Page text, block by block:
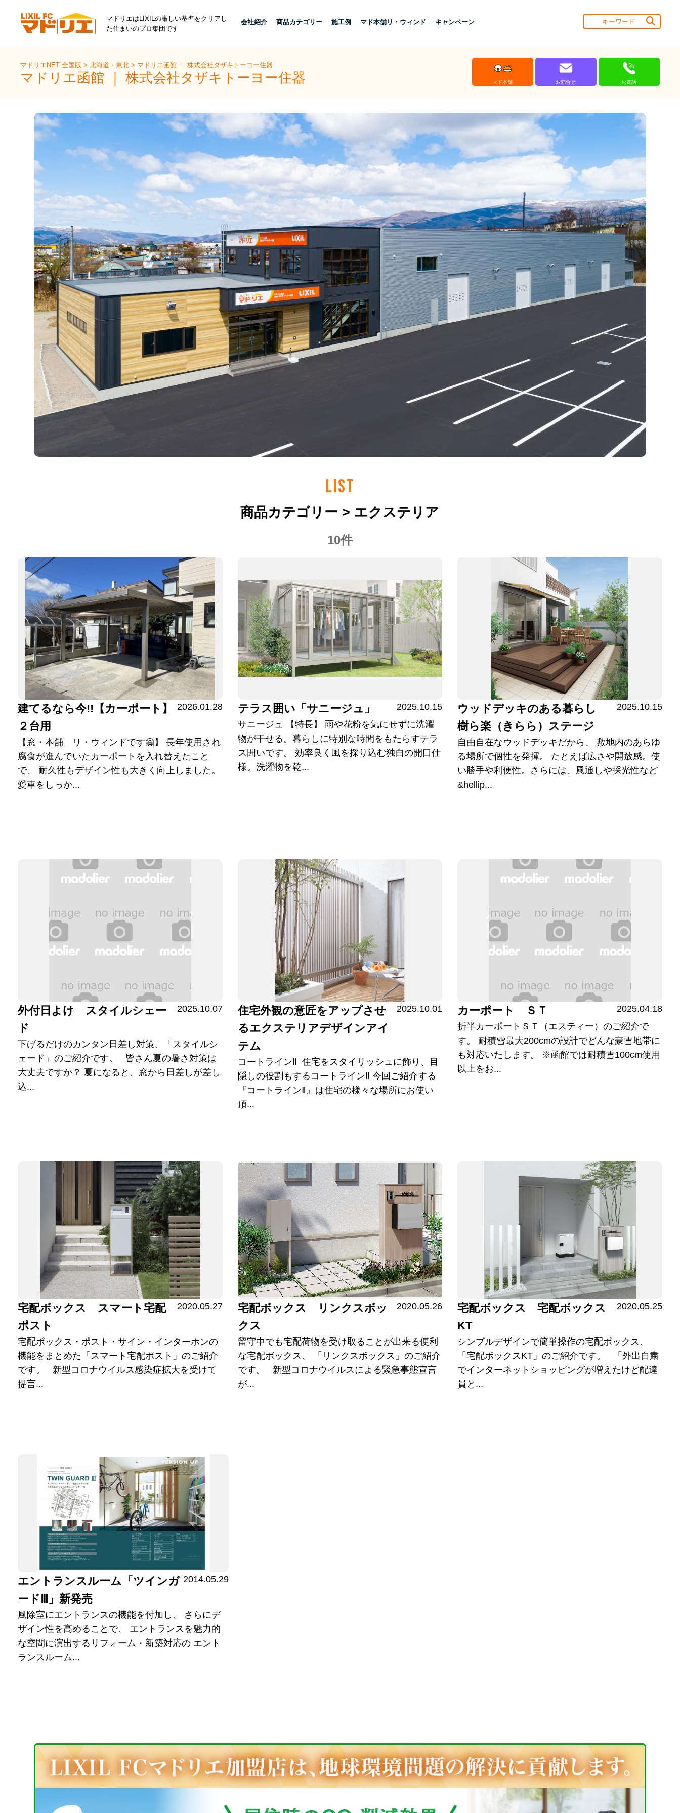
マドリエはLIXILの厳しい基準をクリアし
た住まいのプロ集団です
会社紹介 商品カテゴリー 施工例 マド本舗リ・ウィンド キャンペーン
マドリエNET 全国版>北海道・東北> マドリエ函館 ｜ 株式会社タザキトーヨー住器
マドリエ函館 ｜ 株式会社タザキトーヨー住器 マド本舗 お問合せ お電話
LIST
商品カテゴリー > エクステリア
10件
建てるなら今!!【カーポート】
２台用
2026.01.28
【窓・本舗 リ・ウィンドです🤗】 長年使用され
腐食が進んでいたカーポートを入れ替えたこと
で、 耐久性もデザイン性も大きく向上しました。
愛車をしっか...
テラス囲い「サニージュ」
2025.10.15
サニージュ 【特長】 雨や花粉を気にせずに洗濯
物が干せる。暮らしに特別な時間をもたらすテラ
ス囲いです。 効率良く風を採り込む独自の開口仕
様。洗濯物を乾...
ウッドデッキのある暮らし
樹ら楽（きらら）ステージ
2025.10.15
自由自在なウッドデッキだから、 敷地内のあらゆ
る場所で個性を発揮。 たとえば広さや開放感。使
い勝手や利便性。さらには、風通しや採光性など
&hellip...
外付日よけ スタイルシェー
ド
2025.10.07
下げるだけのカンタン日差し対策、「スタイルシ
ェード」のご紹介です。 皆さん夏の暑さ対策は
大丈夫ですか？ 夏になると、窓から日差しが差し
込...
住宅外観の意匠をアップさせ
るエクステリアデザインアイ
テム
2025.10.01
コートラインⅡ 住宅をスタイリッシュに飾り、目
隠しの役割もするコートラインⅡ 今回ご紹介する
『コートラインⅡ』は住宅の様々な場所にお使い
頂...
カーポート ＳＴ
2025.04.18
折半カーポートＳＴ（エスティー）のご紹介で
す。 耐積雪最大200cmの設計でどんな豪雪地帯に
も対応いたします。 ※函館では耐積雪100cm使用
以上をお...
宅配ボックス スマート宅配
ポスト
2020.05.27
宅配ボックス・ポスト・サイン・インターホンの
機能をまとめた「スマート宅配ポスト」のご紹介
です。 新型コロナウイルス感染症拡大を受けて
提言...
宅配ボックス リンクスボッ
クス
2020.05.26
留守中でも宅配荷物を受け取ることが出来る便利
な宅配ボックス、 「リンクスボックス」のご紹介
です。 新型コロナウイルスによる緊急事態宣言
が...
宅配ボックス 宅配ボックス
KT
2020.05.25
シンプルデザインで簡単操作の宅配ボックス、
「宅配ボックスKT」のご紹介です。 「外出自粛
でインターネットショッピングが増えたけど配達
員と...
エントランスルーム「ツインガ
ードⅢ」新発売
2014.05.29
風除室にエントランスの機能を付加し、 さらにデ
ザイン性を高めることで、 エントランスを魅力的
な空間に演出するリフォーム・新築対応の エント
ランスルーム...